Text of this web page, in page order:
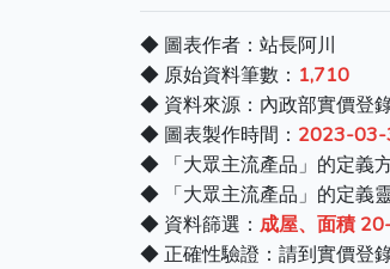
◆ 圖表作者：站長阿川
◆ 原始資料筆數： 1,710
◆ 資料來源：內政部實價登
◆ 圖表製作時間： 2023-
◆ 「大眾主流產品」的定義
◆ 「大眾主流產品」的定義
◆ 資料篩選： 成屋、面積
◆ 正確性驗證：請到實價登